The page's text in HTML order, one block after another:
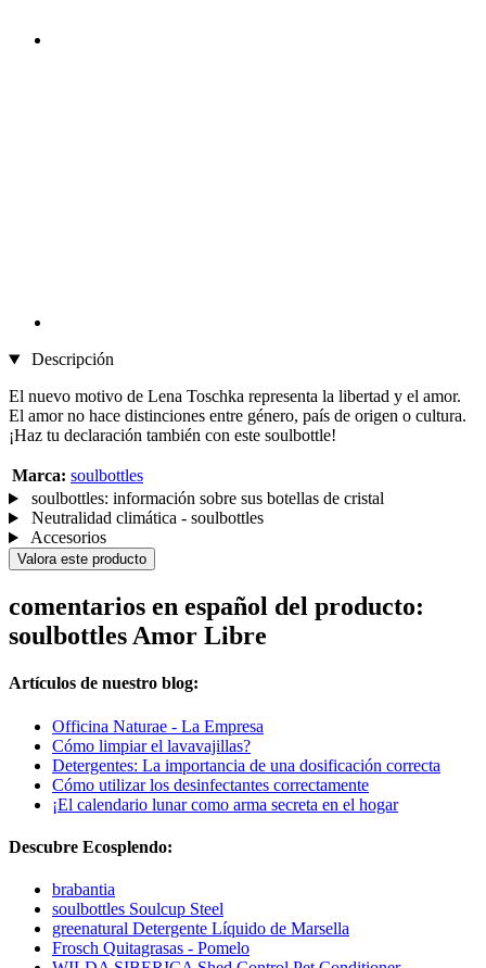
Descripción
El nuevo motivo de Lena Toschka representa la libertad y el amor.
El amor no hace distinciones entre género, país de origen o cultura.
¡Haz tu declaración también con este soulbottle!
Marca: soulbottles
soulbottles: información sobre sus botellas de cristal
Neutralidad climática - soulbottles
Accesorios
Valora este producto
comentarios en español del producto:
soulbottles Amor Libre
Artículos de nuestro blog:
Officina Naturae - La Empresa
Cómo limpiar el lavavajillas?
Detergentes: La importancia de una dosificación correcta
Cómo utilizar los desinfectantes correctamente
¡El calendario lunar como arma secreta en el hogar
Descubre Ecosplendo:
brabantia
soulbottles Soulcup Steel
greenatural Detergente Líquido de Marsella
Frosch Quitagrasas - Pomelo